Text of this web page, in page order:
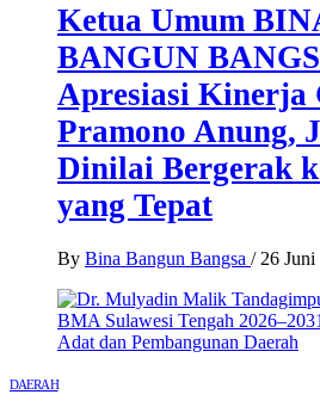
Ketua Umum
BANGUN
Apresiasi Kinerja
Pramono Anung,
Dinilai Bergerak
yang Tepat
By Bina Bangun Bangsa / 26 Juni
DAERAH